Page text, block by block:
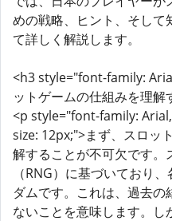
めの戦略、ヒント、そして
て詳しく解説します。
<h3 style="font-family:
ットゲームの仕組みを理解
<p style="font-family:
size: 12px;">まず、スロッ
解することが不可欠です。
（RNG）に基づいており
ダムです。これは、過去の
ないことを意味します。